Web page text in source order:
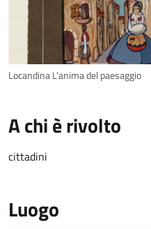
Locandina L'anima del paesaggio
A chi è rivolto
cittadini
Luogo